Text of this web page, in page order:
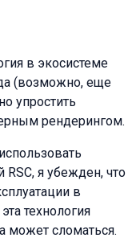
в экосистеме
(возможно, еще
упростить
рендерингом.
я убежден, что
в
технология
может сломаться.